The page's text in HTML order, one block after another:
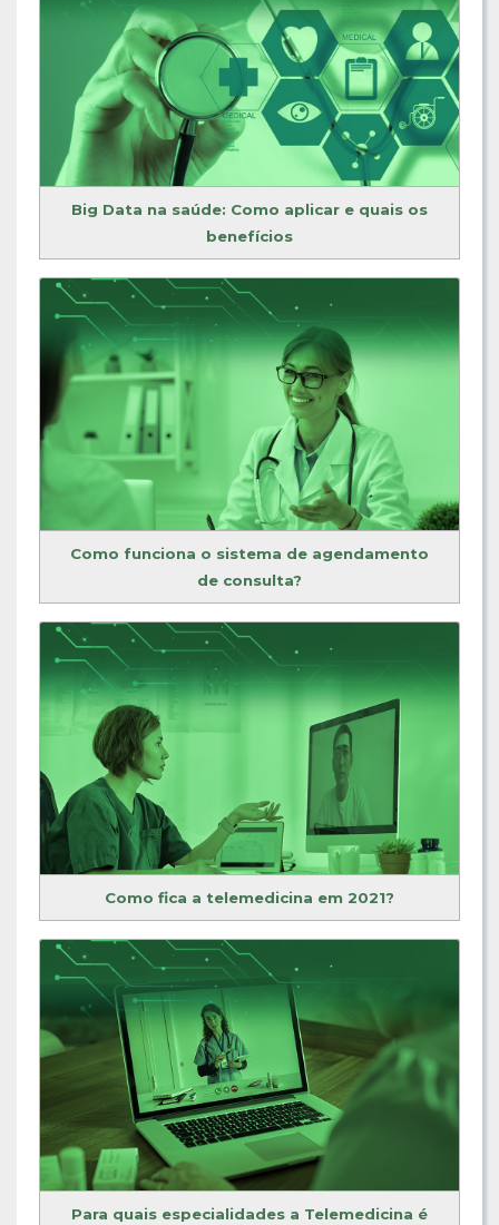
Big Data na saúde: Como aplicar e quais os
benefícios
Como funciona o sistema de agendamento
de consulta?
Como fica a telemedicina em 2021?
Para quais especialidades a Telemedicina é